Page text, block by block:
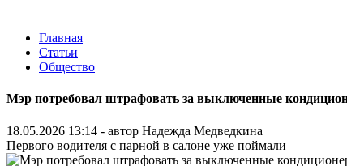
Главная
Статьи
Общество
Мэр потребовал штрафовать за выключенные
18.05.2026 13:14 - автор Надежда Медведкина
Первого водителя с парной в салоне уже поймали